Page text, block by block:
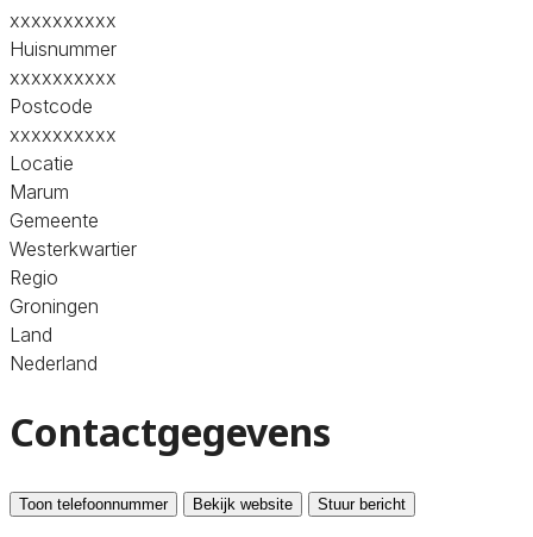
xxxxxxxxxx
Huisnummer
xxxxxxxxxx
Postcode
xxxxxxxxxx
Locatie
Marum
Gemeente
Westerkwartier
Regio
Groningen
Land
Nederland
Contactgegevens
Toon telefoonnummer Bekijk website Stuur bericht